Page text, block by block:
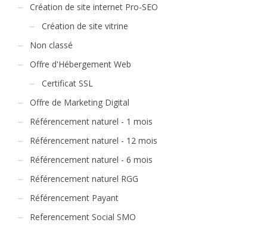
Création de site internet Pro-SEO
Création de site vitrine
Non classé
Offre d'Hébergement Web
Certificat SSL
Offre de Marketing Digital
Référencement naturel - 1 mois
Référencement naturel - 12 mois
Référencement naturel - 6 mois
Référencement naturel RGG
Référencement Payant
Referencement Social SMO